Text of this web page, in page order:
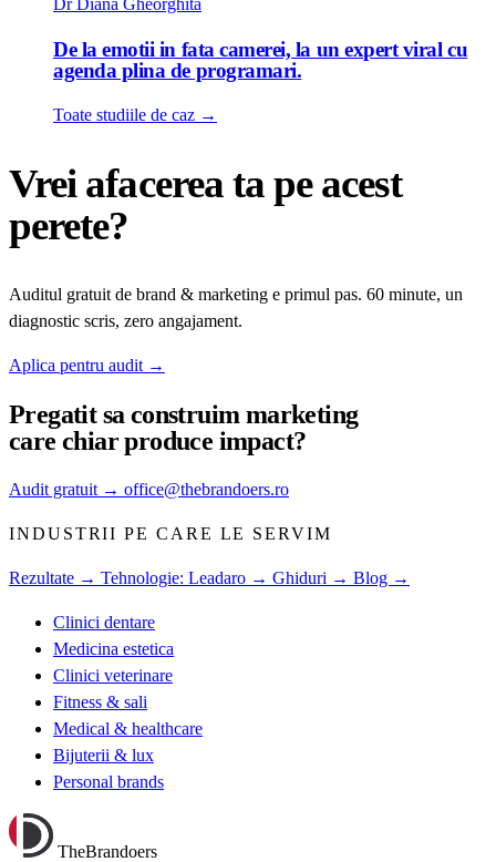
Dr Diana Gheorghita
De la emotii in fata camerei, la un expert viral cu
agenda plina de programari.
Toate studiile de caz →
Vrei afacerea ta pe acest
perete?
Auditul gratuit de brand & marketing e primul pas. 60 minute, un
diagnostic scris, zero angajament.
Aplica pentru audit →
Pregatit sa construim marketing
care chiar produce impact?
Audit gratuit → office@thebrandoers.ro
INDUSTRII PE CARE LE SERVIM
Rezultate → Tehnologie: Leadaro → Ghiduri → Blog →
Clinici dentare
Medicina estetica
Clinici veterinare
Fitness & sali
Medical & healthcare
Bijuterii & lux
Personal brands
TheBrandoers